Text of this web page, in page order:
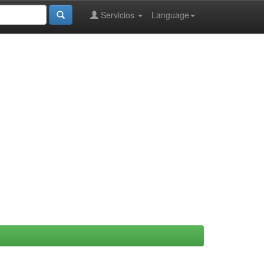
Language
Servicios